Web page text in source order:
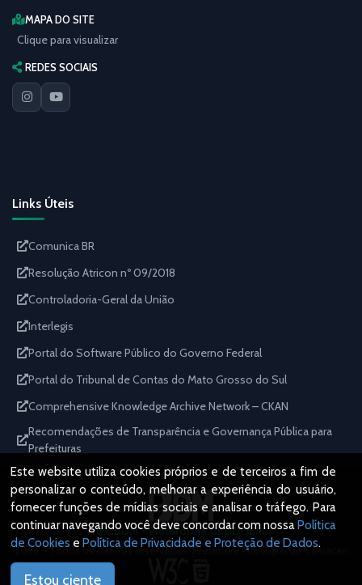
MAPA DO SITE
Clique para visualizar
REDES SOCIAIS
Links Úteis
Comunica BR
Resolução Atricon nº 09/2018
Controladoria-Geral da União
Interlegis
Portal do Software Público do Governo Federal
Portal do Tribunal de Contas do Mato Grosso do Sul
Comprehensive Knowledge Archive Network – CKAN
Recomendações de Transparência e Governança Pública para
Prefeituras
IBDM - Plataforma GEDDOEM
2026 - Todos os direitos reservados. Prefeitura Municipal de Camacan
Este website utiliza cookies próprios e de terceiros a fim de
personalizar o conteúdo, melhorar a experiência do usuário,
fornecer funções de mídias sociais e analisar o tráfego. Para
continuar navegando você deve concordar com nossaPolítica
de Cookies e Política de Privacidade e Proteção de Dados.
Estou ciente